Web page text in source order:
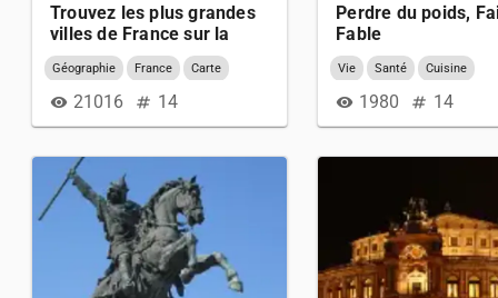
Trouvez les plus grandes
villes de France sur la
carte
Géographie France
Carte
Villes
visibility 21016 numbers 14
Perdre du poids,
Fable
Vie Santé Cuisine
visibility 1980 numbers 14